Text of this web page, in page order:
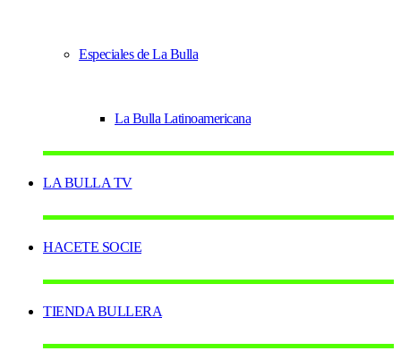
Especiales de La Bulla
La Bulla Latinoamericana
LA BULLA TV
HACETE SOCIE
TIENDA BULLERA